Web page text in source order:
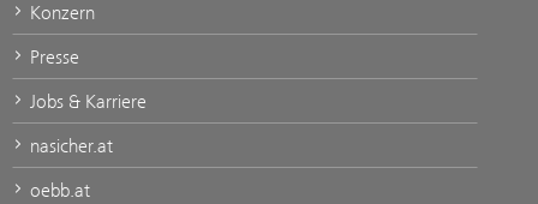
Konzern
Presse
Jobs & Karriere
nasicher.at
oebb.at